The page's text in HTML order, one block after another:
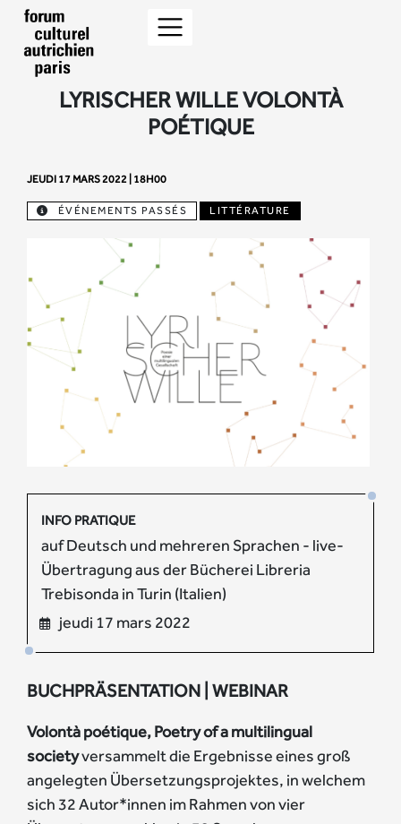
LYRISCHER WILLE VOLONTÀ
POÉTIQUE
JEUDI 17 MARS 2022 | 18H00
ÉVÉNEMENTS PASSÉS LITTÉRATURE
INFO PRATIQUE
auf Deutsch und mehreren Sprachen - live-
Übertragung aus der Bücherei Libreria
Trebisonda in Turin (Italien)
jeudi 17 mars 2022
BUCHPRÄSENTATION | WEBINAR
Volontà poétique, Poetry of a multilingual
societyversammelt die Ergebnisse eines groß
angelegten Übersetzungsprojektes, in welchem
sich 32 Autor*innen im Rahmen von vier